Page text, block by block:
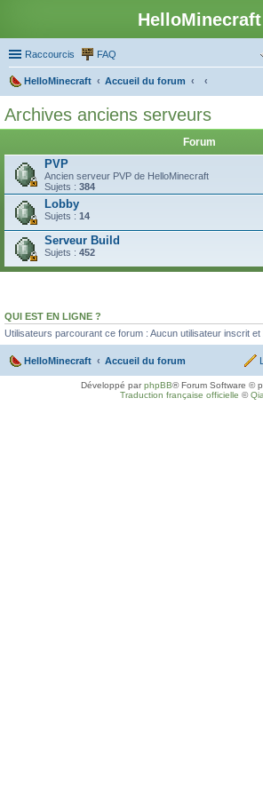
HelloMinecraft
Raccourcis FAQ
HelloMinecraft
Accueil du forum
Archives anciens serveurs
Forum
PVP
Ancien serveur PVP de HelloMinecraft
Sujets : 384
Lobby
Sujets : 14
Serveur Build
Sujets : 452
QUI EST EN LIGNE ?
Utilisateurs parcourant ce forum : Aucun utilisateur inscrit et
HelloMinecraft Accueil du forum
Développé parphpBB® Forum Software ©
Traduction française officielle ©